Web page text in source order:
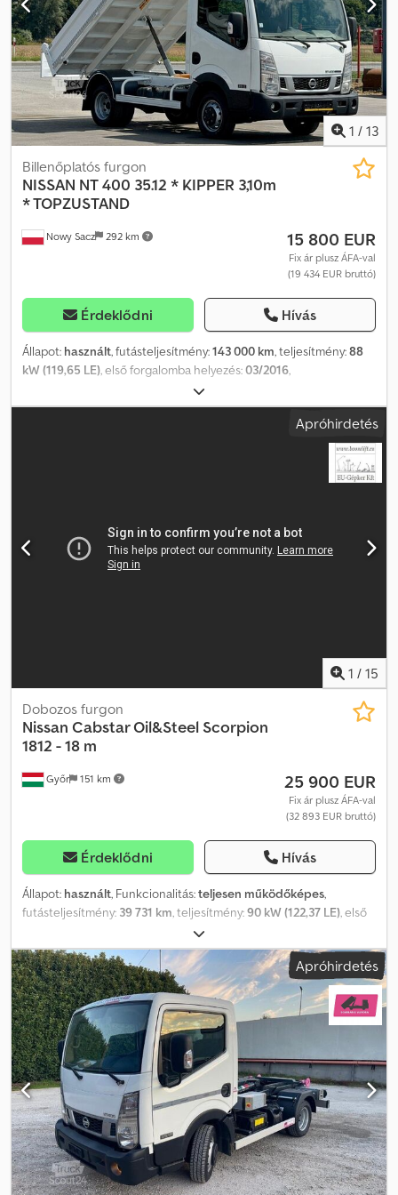
Használt személygépkocsi, kb. 185 000 km futással. 2,3 literes,
négyhengeres motor, 140 kW teljesítménnyel. Gumiabroncsok
állapota: 75%. Vonóhorog – 3500 kg teherbírás. Crjdpfxezr H T So
Acgof Alumíniumból készült raktér-betét.
1 / 13
Nowy Sacz 292 km
Billenőplatós furgon
NISSAN NT 400 35.12 * KIPPER 3,10m
* TOPZUSTAND
15 800 EUR
Fix ár plusz ÁFA-val
(19 434 EUR bruttó)
Érdeklődni Hívás
Állapot: használt, futásteljesítmény:143 000 km, teljesítmény:88
kW (119,65 LE), első forgalomba helyezés:03/2016,
, össztömeg:
tengely, fékek:retarder, szín:fehér, hajtástípus:mechanikai,
1 850 mm,
, Felszereltség:ABS,
, NISSAN NT 400 35.12 / 4x2 ÖNRAKODÓ, 3,10 m Importált /
balesetmentes GYÁRTÁSI ÉV: 2016 FUTÁSTELJESÍTMÉNY: 143 000
Motorfék * Tachográf Crjdpszpdaqefx Acgef RAKTER: 310 x 185 x
35 cm (H x SZ x M) RAKTERHELÉS: 3500 kg GUMIABRONCS MÉRET:
195/70R15C TENGELYTÁV: 240 cm FUTÓMŰ: RUGÓS TELEFON:
Apróhirdetés
1 / 15
Győr 151 km
Dobozos furgon
Nissan Cabstar Oil&Steel Scorpion
1812 - 18 m
25 900 EUR
Fix ár plusz ÁFA-val
(32 893 EUR bruttó)
Érdeklődni Hívás
Állapot: használt, Funkcionalitás:teljesen működőképes,
futásteljesítmény: 39 731 km, teljesítmény:90 kW (122,37 LE), első
, üzemanyagtípus:
3 500 kg, gumiabroncs állapota:80 százalék, tengelyelrendezés:
4x2, szín:fehér, hajtástípus:mechanikai, kibocsátási osztály:Euro
5, ülések száma:2, Gyártási év:2016, üzemórák:3 839 h
Felszereltség:ABS, szervokormány, Nissan Cabstar Oil&Steel
Scorpion 1812 – 18 m Munka magasság: 18 m Gyártási év: 2016/08
Futásteljesítmény (km): 39731 km Kibocsátási osztály: EURO5
Emelési kapacitás: 225 kg Üzemeltetési óra: 3839 Teljesítmény: 90
kW Hengerűrtartalom (ccm-ben): 2488 Típus: Hidraulikus
munkaplatform, használt jármű Üzemanyag: Dízel Megengedett
teljes tömeg: 3500 kg Ülések száma: 2 Sebességváltó: Manuális
Raktáron van Főbb jellemzők: ABS, szervokormány, turbófeltöltő,
teljesen hidraulikus működés, üvegszálas kosár, a motor
indítása/leállítása a talajról és a kosárból történő vezérléssel, „A”
Apróhirdetés